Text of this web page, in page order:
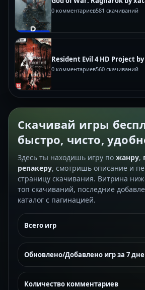
0 комментариев581 скачиваний
Resident Evil 4 HD Project
0 комментариев560 скачиваний
Скачивай игры
быстро, чисто,
Здесь ты находишь игру по жанру,
репакеру, смотришь описание и
страницу скачивания. Витрина
топ скачиваний, последние
каталог с пагинацией.
Всего игр
Обновлено/Добавлено игр за 7
Количество комментариев